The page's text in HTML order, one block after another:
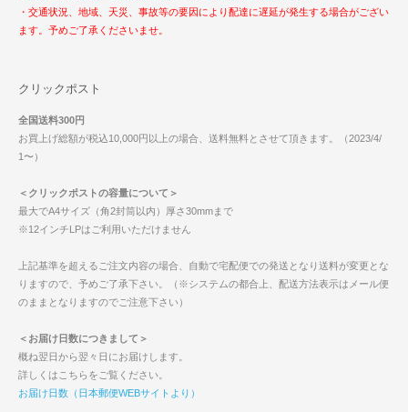
・交通状況、地域、天災、事故等の要因により配達に遅延が発生する場合がござい
ます。予めご了承くださいませ。
クリックポスト
全国送料300円
お買上げ総額が税込10,000円以上の場合、送料無料とさせて頂きます。（2023/4/
1〜）
＜クリックポストの容量について＞
最大でA4サイズ（角2封筒以内）厚さ30mmまで
※12インチLPはご利用いただけません
上記基準を超えるご注文内容の場合、自動で宅配便での発送となり送料が変更とな
りますので、予めご了承下さい。（※システムの都合上、配送方法表示はメール便
のままとなりますのでご注意下さい）
＜お届け日数につきまして＞
概ね翌日から翌々日にお届けします。
詳しくはこちらをご覧ください。
お届け日数（日本郵便WEBサイトより）